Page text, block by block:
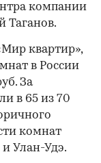
компании
Таганов.
квартир»,
в России
За
в 65 из 70
комнат
Улан-Удэ.